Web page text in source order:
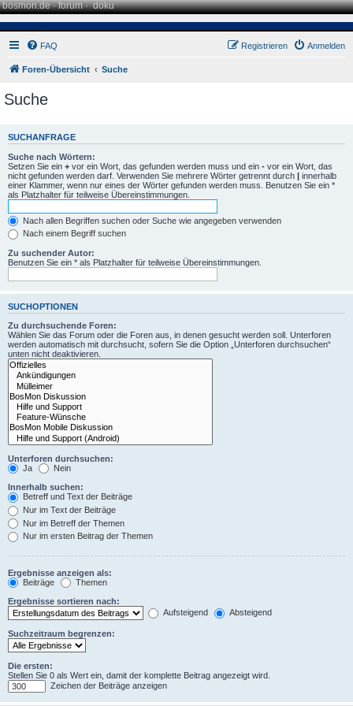
bosmon.de·forum·doku
FAQ Anmelden
Registrieren
Foren-Übersicht Suche
Suche
SUCHANFRAGE
Suche nach Wörtern:
Setzen Sie ein + vor ein Wort, das gefunden werden muss und ein - vor ein Wort, das
nicht gefunden werden darf. Verwenden Sie mehrere Wörter getrennt durch | innerhalb
einer Klammer, wenn nur eines der Wörter gefunden werden muss. Benutzen Sie ein *
als Platzhalter für teilweise Übereinstimmungen.
Nach allen Begriffen suchen oder Suche wie angegeben verwenden
Nach einem Begriff suchen
Zu suchender Autor:
Benutzen Sie ein * als Platzhalter für teilweise Übereinstimmungen.
SUCHOPTIONEN
Zu durchsuchende Foren:
Wählen Sie das Forum oder die Foren aus, in denen gesucht werden soll. Unterforen
werden automatisch mit durchsucht, sofern Sie die Option „Unterforen durchsuchen“
unten nicht deaktivieren.
Unterforen durchsuchen:
Ja
Nein
Innerhalb suchen:
Betreff und Text der Beiträge
Nur im Text der Beiträge
Nur im Betreff der Themen
Nur im ersten Beitrag der Themen
Ergebnisse anzeigen als:
Beiträge
Themen
Ergebnisse sortieren nach:
Aufsteigend
Absteigend
Suchzeitraum begrenzen:
Die ersten:
Stellen Sie 0 als Wert ein, damit der komplette Beitrag angezeigt wird.
Zeichen der Beiträge anzeigen